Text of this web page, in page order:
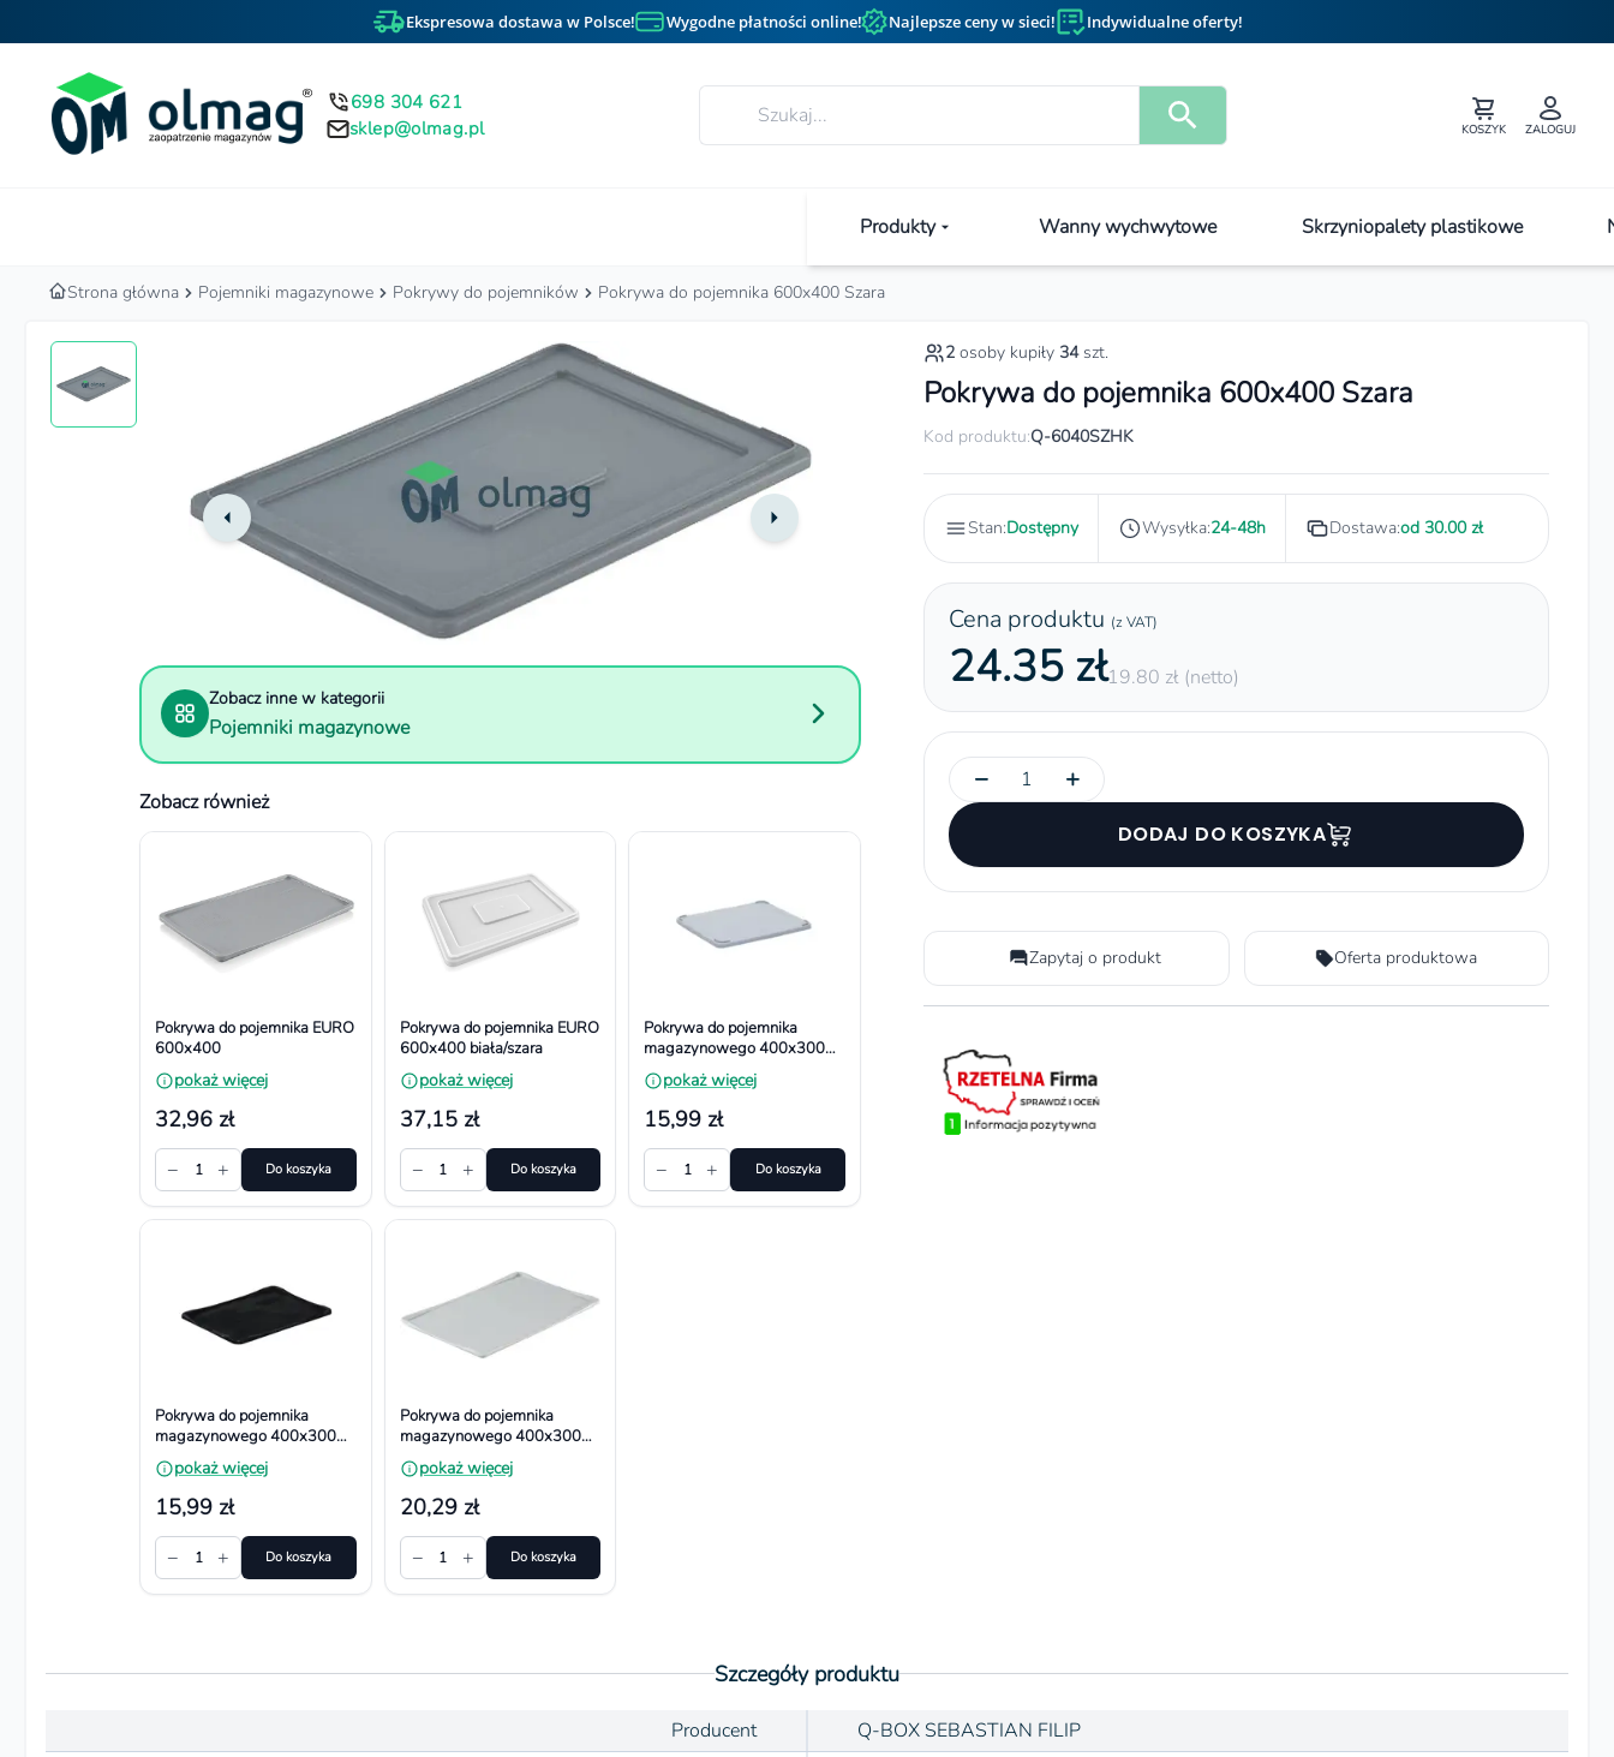
Ekspresowa dostawa w Polsce! Wygodne płatności online! Najlepsze ceny w sieci! Indywidualne oferty!
698 304 621
sklep@olmag.pl
KOSZYK ZALOGUJ
Produkty Wanny wychwytowe Skrzyniopalety plastikowe
Home
Strona główna Pojemniki magazynowe Pokrywy do pojemników Pokrywa do pojemnika 600x400 Szara
Zobacz inne w kategorii
Pojemniki magazynowe
Zobacz również
Pokrywa do pojemnika EURO
600x400
pokaż więcej
32,96 zł
− 1 + Do koszyka
Pokrywa do pojemnika EURO
600x400 biała/szara
pokaż więcej
37,15 zł
− 1 + Do koszyka
Pokrywa do pojemnika
magazynowego 400x300
mm pokaż więcej
15,99 zł
− 1 + Do koszyka
Pokrywa do pojemnika
magazynowego 400x300
mm, kolor czarny
pokaż więcej
15,99 zł
− 1 + Do koszyka
Pokrywa do pojemnika
magazynowego 400x300
mm, kolor szary
pokaż więcej
20,29 zł
− 1 + Do koszyka
2 osoby kupiły 34szt.
Pokrywa do pojemnika 600x400 Szara
Kod produktu:Q-6040SZHK
Stan:Dostępny Wysyłka:24-48h Dostawa:od 30.00 zł
Cena produktu (z VAT)
24.35 zł19.80 zł (netto)
− +
DODAJ DO KOSZYKA
Zapytaj o produkt Oferta produktowa
Szczegóły produktu
Producent
Q-BOX SEBASTIAN FILIP